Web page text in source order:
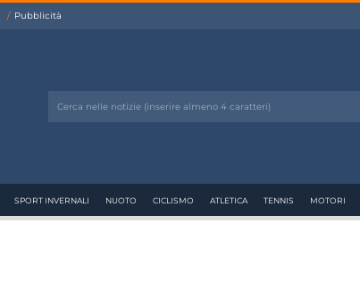
Pubblicità
SPORT INVERNALI NUOTO CICLISMO ATLETICA TENNIS MOTORI